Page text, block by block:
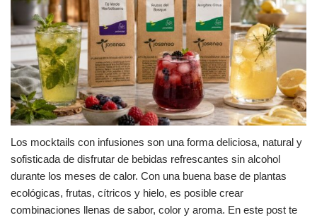
Los mocktails con infusiones son una forma deliciosa, natural y
sofisticada de disfrutar de bebidas refrescantes sin alcohol
durante los meses de calor. Con una buena base de plantas
ecológicas, frutas, cítricos y hielo, es posible crear
combinaciones llenas de sabor, color y aroma. En este post te